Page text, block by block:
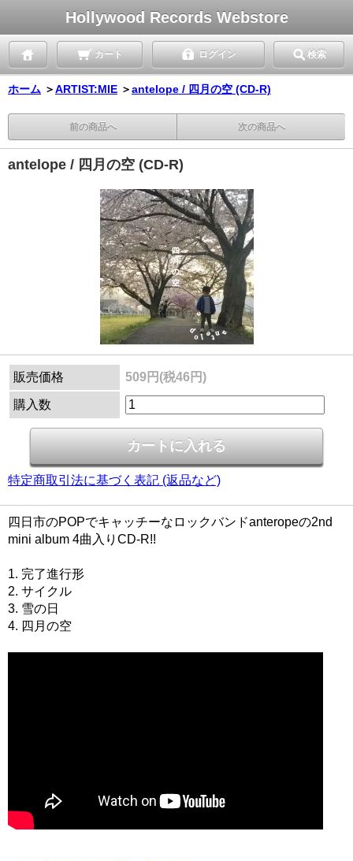
Hollywood Records Webstore
カート ログイン 検索
ホーム ＞ARTIST:MIE ＞antelope / 四月の空 (CD-R)
前の商品へ 次の商品へ
antelope / 四月の空 (CD-R)
販売価格 509円(税46円)
購入数
特定商取引法に基づく表記 (返品など)
四日市のPOPでキャッチーなロックバンドanteropeの2nd
mini album 4曲入りCD-R!!
1. 完了進行形
2. サイクル
3. 雪の日
4. 四月の空